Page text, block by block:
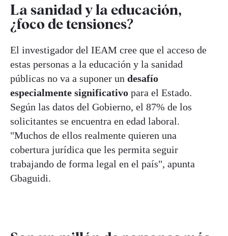
La sanidad y la educación,
¿foco de tensiones?
El investigador del IEAM cree que el acceso de
estas personas a la educación y la sanidad
públicas no va a suponer un desafío
especialmente significativo para el Estado.
Según las datos del Gobierno, el 87% de los
solicitantes se encuentra en edad laboral.
"Muchos de ellos realmente quieren una
cobertura jurídica que les permita seguir
trabajando de forma legal en el país", apunta
Gbaguidi.